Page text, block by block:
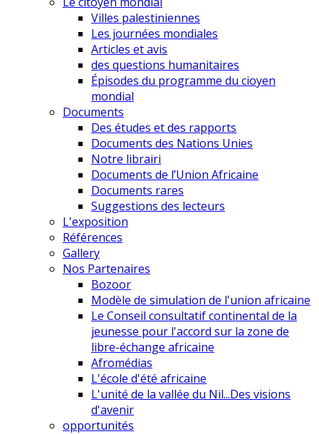
Villes palestiniennes
Les journées mondiales
Articles et avis
des questions humanitaires
Épisodes du programme du cioyen
mondial
Documents
Des études et des rapports
Documents des Nations Unies
Notre librairi
Documents de l’Union Africaine
Documents rares
Suggestions des lecteurs
L'exposition
Références
Gallery
Nos Partenaires
Bozoor
Modèle de simulation de l'union africaine
Le Conseil consultatif continental de la
jeunesse pour l'accord sur la zone de
libre-échange africaine
Afromédias
L'école d'été africaine
L'unité de la vallée du Nil...Des visions
d'avenir
opportunités